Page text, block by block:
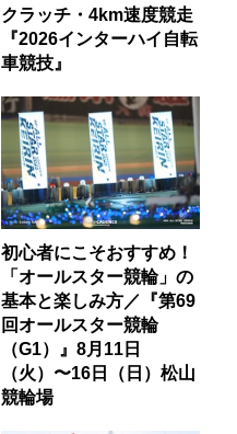
クラッチ・4km速度競走
『2026インターハイ自転
車競技』
初心者にこそおすすめ！
「オールスター競輪」の
基本と楽しみ方／『第69
回オールスター競輪
（G1）』8月11日
（火）〜16日（日）松山
競輪場